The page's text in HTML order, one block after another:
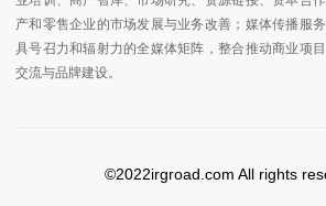
产和零售企业的市场发展与业务改善；媒体传播服
具号召力和辐射力的全媒体矩阵，整合推动商业项
交流与品牌建设。
©2022irgroad.com All rights